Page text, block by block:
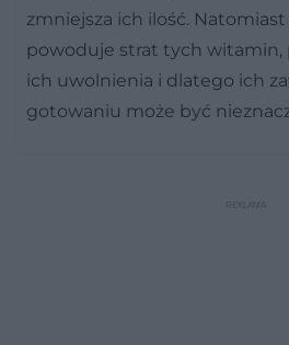
zmniejsza ich ilość.
powoduje strat tych witamin,
ich uwolnienia i dlatego ich
gotowaniu może być